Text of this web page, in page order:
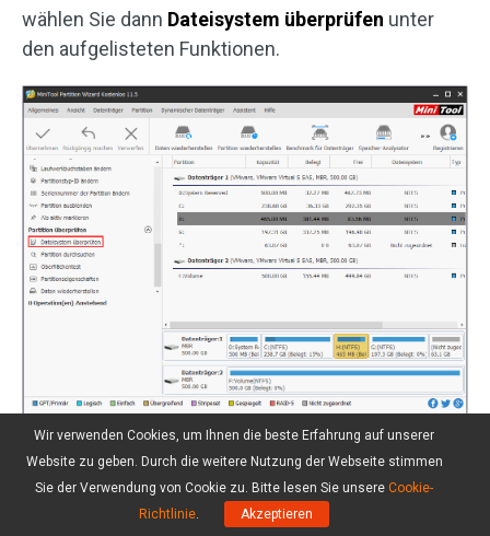
wählen Sie dann Dateisystem überprüfen unter
den aufgelisteten Funktionen.
Schritt 3: Im neuen Popup-Fenster markieren Sie
den kleinen Kreis neben der OptionÜberprüfen &
erkannte Fehler korrigierenund klicken Sie dann
Wir verwenden Cookies, um Ihnen die beste Erfahrung auf unserer
Website zu geben. Durch die weitere Nutzung der Webseite stimmen
Sie der Verwendung von Cookie zu. Bitte lesen Sie unsere Cookie-
Richtlinie. Akzeptieren